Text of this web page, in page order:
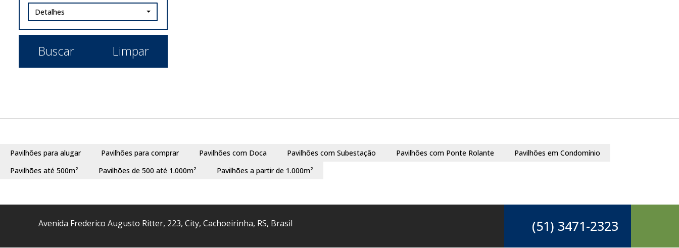
Butiá (1)
Centro (1)
Canoas (1)
Olaria (1)
Esteio (1)
Portão (1)
Portão Velho (1)
Detalhes
Buscar Limpar
Pavilhões para alugar Pavilhões para comprar Pavilhões com Doca Pavilhões com Subestação Pavilhões com Ponte Rolante
Pavilhões em Condomínio
Pavilhões até 500m²
Pavilhões de 500 até 1.000m² Pavilhões a partir de 1.000m²
(51) 3471-2323
Avenida Frederico Augusto Ritter, 223, City, Cachoeirinha, RS, Brasil